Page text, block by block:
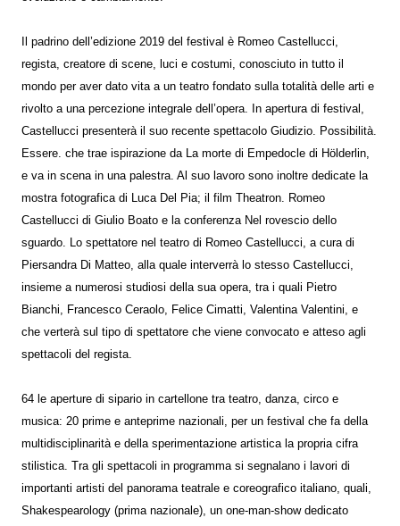
Il padrino dell’edizione 2019 del festival è Romeo Castellucci,
regista, creatore di scene, luci e costumi, conosciuto in tutto il
mondo per aver dato vita a un teatro fondato sulla totalità delle arti e
rivolto a una percezione integrale dell’opera. In apertura di festival,
Castellucci presenterà il suo recente spettacolo Giudizio. Possibilità.
Essere. che trae ispirazione da La morte di Empedocle di Hölderlin,
e va in scena in una palestra. Al suo lavoro sono inoltre dedicate la
mostra fotografica di Luca Del Pia; il film Theatron. Romeo
Castellucci di Giulio Boato e la conferenza Nel rovescio dello
sguardo. Lo spettatore nel teatro di Romeo Castellucci, a cura di
Piersandra Di Matteo, alla quale interverrà lo stesso Castellucci,
insieme a numerosi studiosi della sua opera, tra i quali Pietro
Bianchi, Francesco Ceraolo, Felice Cimatti, Valentina Valentini, e
che verterà sul tipo di spettatore che viene convocato e atteso agli
spettacoli del regista.
64 le aperture di sipario in cartellone tra teatro, danza, circo e
musica: 20 prime e anteprime nazionali, per un festival che fa della
multidisciplinarità e della sperimentazione artistica la propria cifra
stilistica. Tra gli spettacoli in programma si segnalano i lavori di
importanti artisti del panorama teatrale e coreografico italiano, quali,
Shakespearology (prima nazionale), un one-man-show dedicato